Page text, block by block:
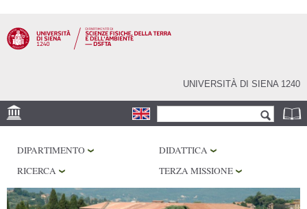
contenuto
principale
UNIVERSITÀ DI SIENA 1240
Form di ricerca
MUSEI
OSSERVATORIO
DIPARTIMENTO
DIDATTICA
RICERCA
TERZA MISSIONE